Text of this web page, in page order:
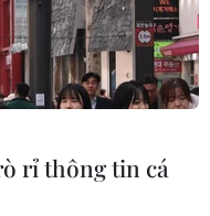
rỉ thông tin cá